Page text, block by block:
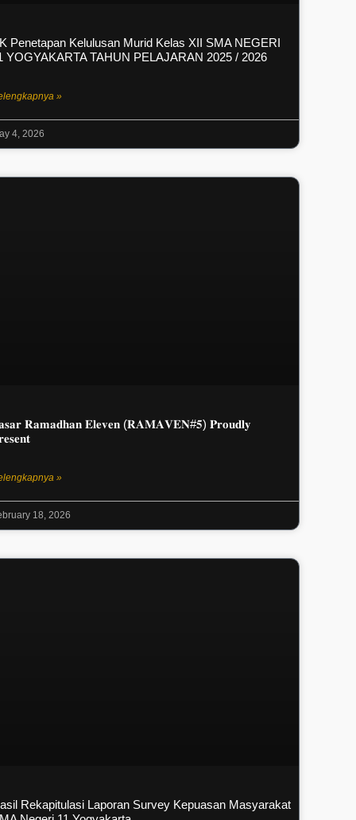
Penetapan Kelulusan Murid Kelas XII SMA NEGERI
YOGYAKARTA TAHUN PELAJARAN 2025 / 2026
»
4, 2026
𝐑𝐚𝐦𝐚𝐝𝐡𝐚𝐧 𝐄𝐥𝐞𝐯𝐞𝐧 (𝐑𝐀𝐌𝐀𝐕𝐄𝐍#𝟓) 𝐏𝐫𝐨𝐮𝐝𝐥𝐲
»
18, 2026
Rekapitulasi Laporan Survey Kepuasan Masyarakat